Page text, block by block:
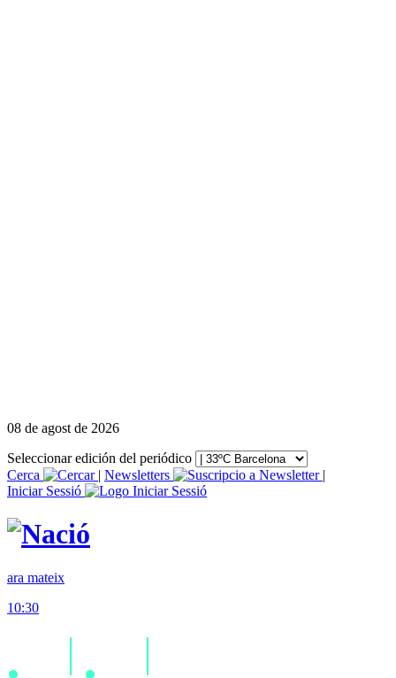
08 de agost de 2026
Seleccionar edición del periódico
Cerca
| Newsletters
|
Iniciar Sessió
ara mateix
10:30